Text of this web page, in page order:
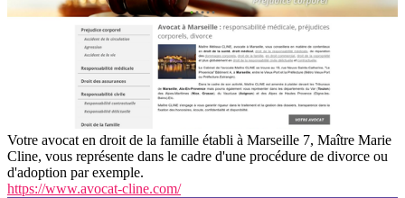
Votre avocat en droit de la famille établi à Marseille 7, Maître Marie
Cline, vous représente dans le cadre d'une procédure de divorce ou
d'adoption par exemple.
https://www.avocat-cline.com/